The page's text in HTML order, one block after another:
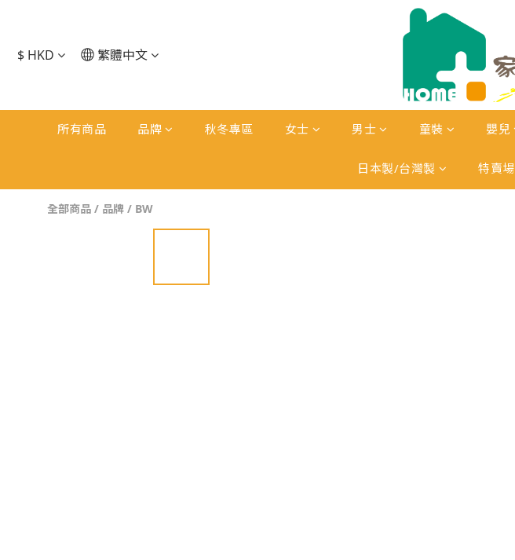
$ HKD 繁體中文
所有商品 品牌 秋冬專區 女士 男士 童裝 嬰兒
日本製/台灣製 特賣場
全部商品 / 品牌 / BW